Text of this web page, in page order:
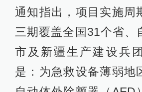
通知指出，项目实施周
三期覆盖全国31个省、
市及新疆生产建设兵
是：为急救设备薄弱地